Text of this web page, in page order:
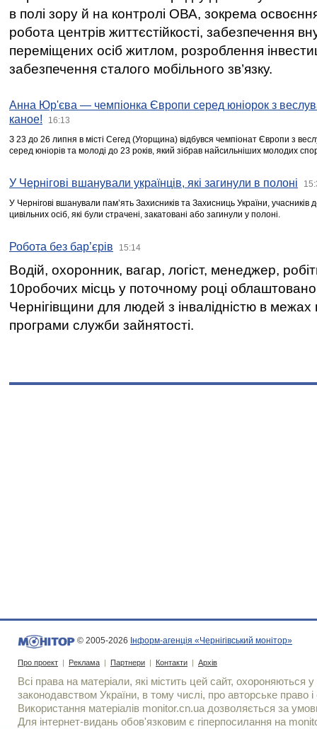
в полі зору й на контролі ОВА, зокрема освоєння
робота центрів життєстійкості, забезпечення
переміщених осіб житлом, розроблення
забезпечення сталого мобільного зв’язку.
Анна Юр'єва — чемпіонка Європи серед юніорок з
каное!
16:13
З 23 до 26 липня в місті Сегед (Угорщина) відбувся чемпіонат Європи з
серед юніорів та молоді до 23 років, який зібрав найсильніших молодих
У Чернігові вшанували українців, які загинули в полоні
У Чернігові вшанували пам’ять Захисників та Захисниць України,
цивільних осіб, які були страчені, закатовані або загинули у полоні.
Робота без бар’єрів 15:14
Водій, охоронник, вагар, логіст, менеджер,
10робочих місць у поточному році
Чернігівщини для людей з інвалідністю в межах
програми служби зайнятості.
© 2005-2026 Інформ-агенція «Чернігівський монітор»
Про проект | Реклама | Партнери | Контакти | Архів
Всі права на матеріали, які містить цей сайт, охороняються у
законодавством України, в тому числі, про авторське право і
Використання матерiалiв monitor.cn.ua дозволяється за
Для iнтернет-видань обов'язковим є гiперпосилання на